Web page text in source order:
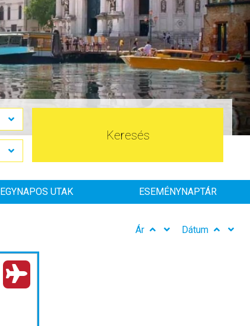
Keresés
EGYNAPOS UTAK ESEMÉNYNAPTÁR
Ár Dátum